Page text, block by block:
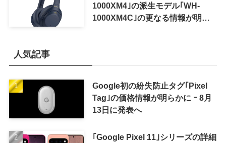
1000XM4｣の派生モデル｢WH-
1000XM4C｣の更なる情報が明ら
人気記事
Google初の紛失防止タグ｢Pixel
Tag｣の価格情報が明らかに ｰ 8月
13日に発表へ
｢Google Pixel 11｣シリーズの詳細